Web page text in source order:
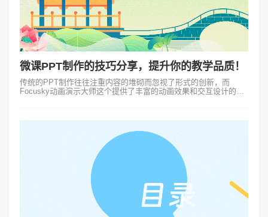
微课PPT制作的技巧分享，提升你的教学品质！
传统的PPT制作往往注重内容的堆砌而忽视了形式的创新，而
Focusky动画演示大师这个提供了丰富的动画效果和交互设计的软